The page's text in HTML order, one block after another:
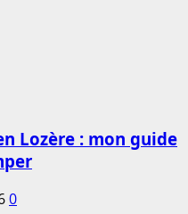
Lozère : mon guide
0